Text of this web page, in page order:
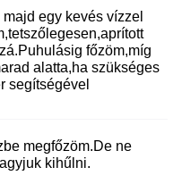
egy kevés vízzel
főzöm,míg
alatta,ha szükséges
segítségével
megfőzöm.De ne
kihűlni.